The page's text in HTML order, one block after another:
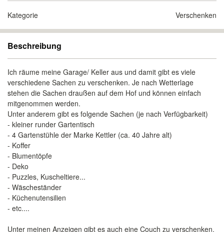
Kategorie Verschenken
Beschreibung
Ich räume meine Garage/ Keller aus und damit gibt es viele
verschiedene Sachen zu verschenken. Je nach Wetterlage
stehen die Sachen draußen auf dem Hof und können einfach
mitgenommen werden.
Unter anderem gibt es folgende Sachen (je nach Verfügbarkeit)
- kleiner runder Gartentisch
- 4 Gartenstühle der Marke Kettler (ca. 40 Jahre alt)
- Koffer
- Blumentöpfe
- Deko
- Puzzles, Kuscheltiere...
- Wäscheständer
- Küchenutensilien
- etc....
Unter meinen Anzeigen gibt es auch eine Couch zu verschenken.